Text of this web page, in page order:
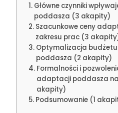
Główne czynniki
poddasza (3 akapity)
Szacunkowe ceny
zakresu prac (3
Optymalizacja
poddasza (2 akapity)
Formalności i
adaptacji poddasza
akapity)
Podsumowanie (1